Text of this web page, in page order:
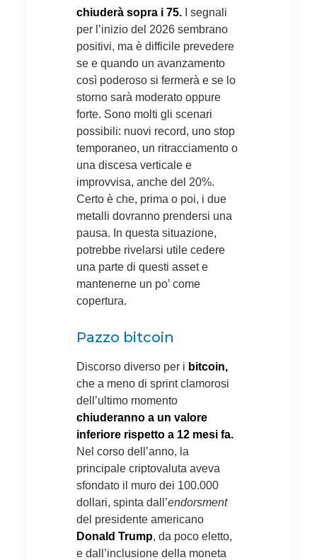
chiuderà sopra i 75.
I segnali
per l’inizio del 2026 sembrano
positivi, ma è difficile prevedere
se e quando un avanzamento
così poderoso si fermerà e se lo
storno sarà moderato oppure
forte. Sono molti gli scenari
possibili: nuovi record, uno stop
temporaneo, un ritracciamento o
una discesa verticale e
improvvisa, anche del 20%.
Certo è che, prima o poi, i due
metalli dovranno prendersi una
pausa. In questa situazione,
potrebbe rivelarsi utile cedere
una parte di questi asset e
mantenerne un po’ come
copertura.
Pazzo bitcoin
Discorso diverso per i bitcoin,
che a meno di sprint clamorosi
dell’ultimo momento
chiuderanno a un valore
inferiore rispetto a 12 mesi fa.
Nel corso dell’anno, la
principale criptovaluta aveva
sfondato il muro dei 100.000
dollari, spinta dall’endorsment
del presidente americano
Donald Trump, da poco eletto,
e dall’inclusione della moneta